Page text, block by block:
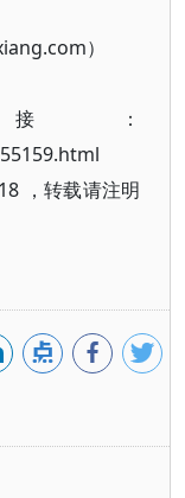
）
：
，转载请注明